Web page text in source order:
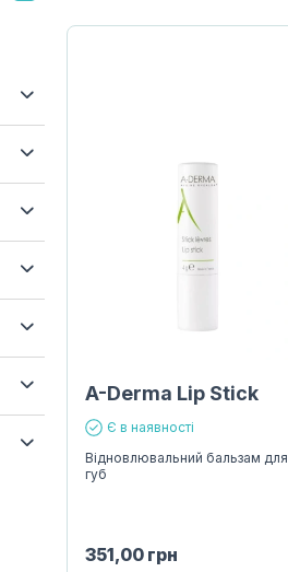
A-Derma Lip Stick
Є в наявності
Відновлювальний бальзам для
губ
351,00 грн